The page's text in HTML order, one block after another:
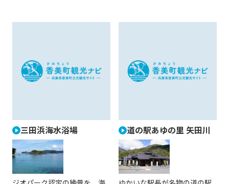
三田浜海水浴場 道の駅あゆの里 矢田川